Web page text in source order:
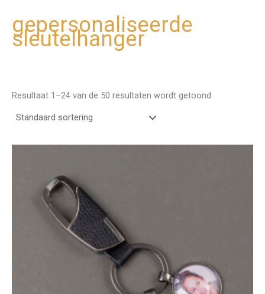
naar
gepersonaliseerde
sleutelhanger
Resultaat 1–24 van de 50 resultaten wordt getoond